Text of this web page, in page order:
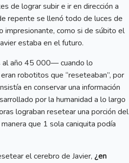
de lograr subir e ir en dirección a
repente se llenó todo de luces de
impresionante, como si de súbito el
estaba en el futuro.
al año 45 000— cuando lo
robotitos que “reseteaban”, por
en conservar una información
por la humanidad a lo largo
lograban resetear una porción del
que 1 sola caniquita podía
el cerebro de Javier, ¿en